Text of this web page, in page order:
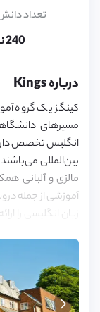
تعداد
240 نفر
درباره Kings
کینگز یک گروه
مسیرهای
انگلیس تخصص
بین‌المللی
مالزی و آلبانی
آموزشی از جمله
زبان انگلیسی را
ورودی به کالج
مجموعه کالج‌ها
می‌باشد. این کالج
و به دانش‌آموزان
خود، گزینه‌های جاه